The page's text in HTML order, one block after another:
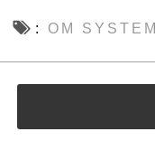
OM SYSTEM